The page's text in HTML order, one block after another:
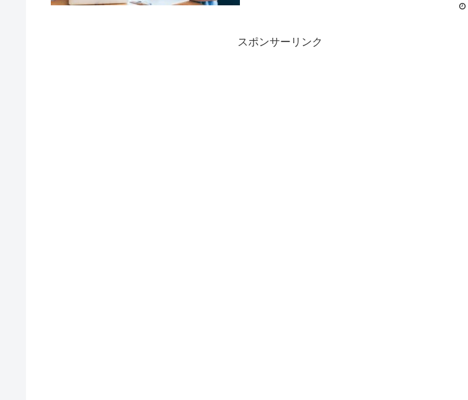
スポンサーリンク